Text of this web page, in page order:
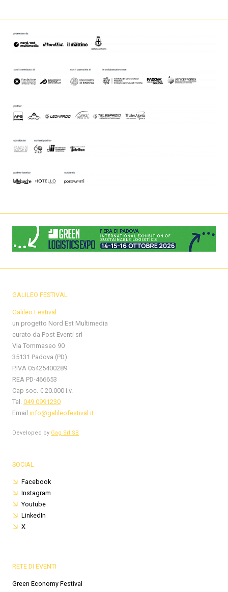
GALILEO FESTIVAL
Galileo Festival
un progetto Nord Est Multimedia
curato da Post Eventi srl
Via Tommaseo 90
35131 Padova (PD)
P.IVA 05425400289
REA PD-466653
Cap soc. € 20.000 i.v.
Tel. 049 0991230
Email info@galileofestival.it
Developed by Gag Srl SB
SOCIAL
Facebook
Instagram
Youtube
LinkedIn
X
RETE DI EVENTI
Green Economy Festival